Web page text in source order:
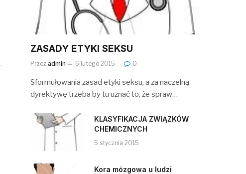
ZASADY ETYKI SEKSU
Przez admin 6 lutego 2015 0
Sformułowania zasad etyki seksu, a za naczelną
dyrektywę trzeba by tu uznać to, że spraw…
KLASYFIKACJA ZWIĄZKÓW
CHEMICZNYCH
5 stycznia 2015
Kora mózgowa u ludzi